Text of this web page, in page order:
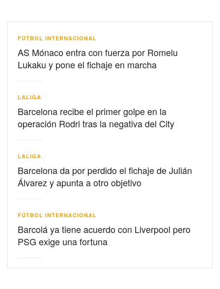
FÚTBOL INTERNACIONAL
AS Mónaco entra con fuerza por Romelu
Lukaku y pone el fichaje en marcha
LALIGA
Barcelona recibe el primer golpe en la
operación Rodri tras la negativa del City
LALIGA
Barcelona da por perdido el fichaje de Julián
Álvarez y apunta a otro objetivo
FÚTBOL INTERNACIONAL
Barcolá ya tiene acuerdo con Liverpool pero
PSG exige una fortuna